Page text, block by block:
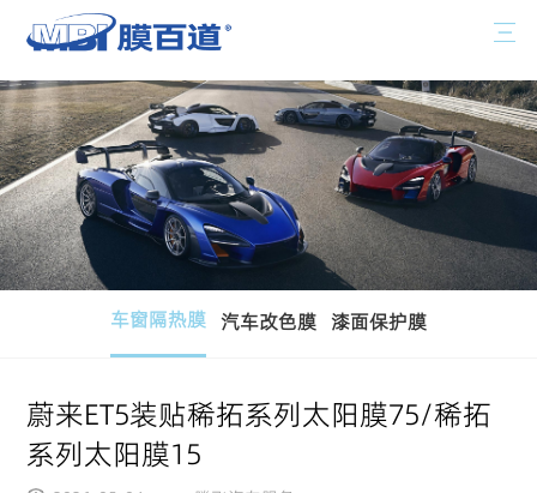
车窗隔热膜 汽车改色膜 漆面保护膜
蔚来ET5装贴稀拓系列太阳膜75/稀拓
系列太阳膜15